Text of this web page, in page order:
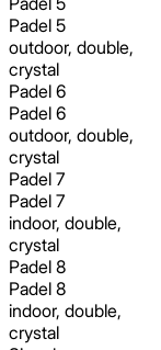
Padel 5
outdoor, double,
crystal
Padel 6
Padel 6
outdoor, double,
crystal
Padel 7
Padel 7
indoor, double,
crystal
Padel 8
Padel 8
indoor, double,
crystal